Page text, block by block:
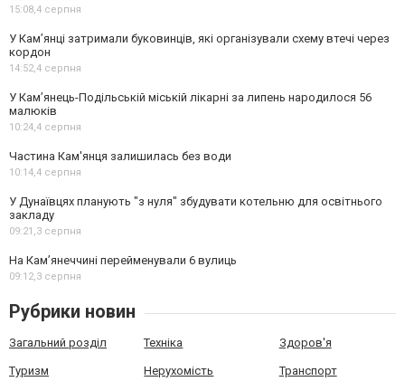
15:08,4 серпня
У Кам’янці затримали буковинців, які організували схему втечі через
кордон
14:52,4 серпня
У Кам’янець-Подільській міській лікарні за липень народилося 56
малюків
10:24,4 серпня
Частина Кам'янця залишилась без води
10:14,4 серпня
У Дунаївцях планують "з нуля" збудувати котельню для освітнього
закладу
09:21,3 серпня
На Камʼянеччині перейменували 6 вулиць
09:12,3 серпня
Рубрики новин
Загальний розділ Техніка Здоров'я
Туризм Нерухомість Транспорт